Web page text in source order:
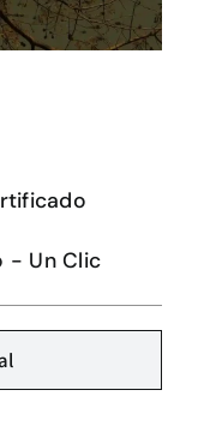
- Un Clic